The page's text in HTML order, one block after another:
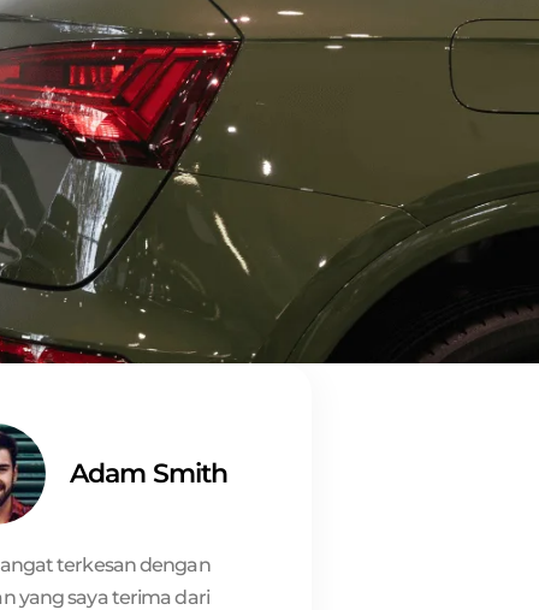
Adam Smith
terkesan dengan
yang saya terima dari